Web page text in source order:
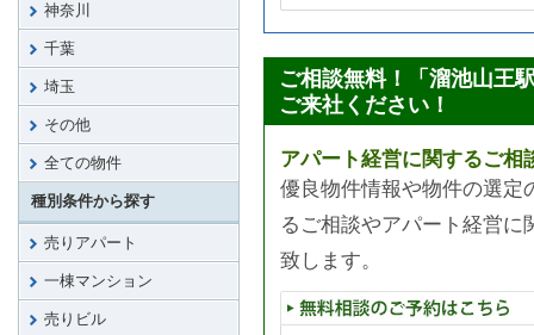
神奈川
千葉
埼玉
その他
全ての物件
種別条件から探す
売りアパート
一棟マンション
売りビル
ご相談無料！「溜池山王
ご来社ください！
アパート経営に関するご相
優良物件情報や物件の選定
るご相談やアパート経営
致します。